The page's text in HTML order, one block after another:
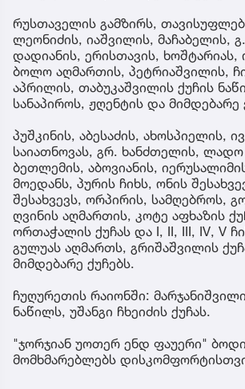
რუსთაველის გამზირს,
ლეონიძის, იაშვილის, მაჩაბელის,
დადიანის, ერისთავის, ხოშტარიას,
ბოლო აღმართის, პეტრიაშვილის,
აპრილის, თაბუკაშვილის ქუჩის
სანაპიროს, ჟღენტის და მიმდებარე
პუშკინის, აბესაძის, ახოსპიელის,
საიათნოვას, გრ. ხანძთელის, ლადო
ბეთლემის, აბოვიანის,
მოედანს, პურის ჩიხს, ონის
შესახვევს, ორპირის, სამღებროს,
ღვინის აღმართის, კოტე აფხაზის
ორთაჭალის ქუჩას და I, II, III, IV, V
გულუას აღმართს, გრიშაშვილის
მიმდებარე ქუჩებს.
ჩუღურეთის რაიონში:
ნაწილს, უშანგი ჩხეიძის ქუჩას.
"ჯორჯიან უოთერ ენდ ფაუერი"
მომხმარებლებს